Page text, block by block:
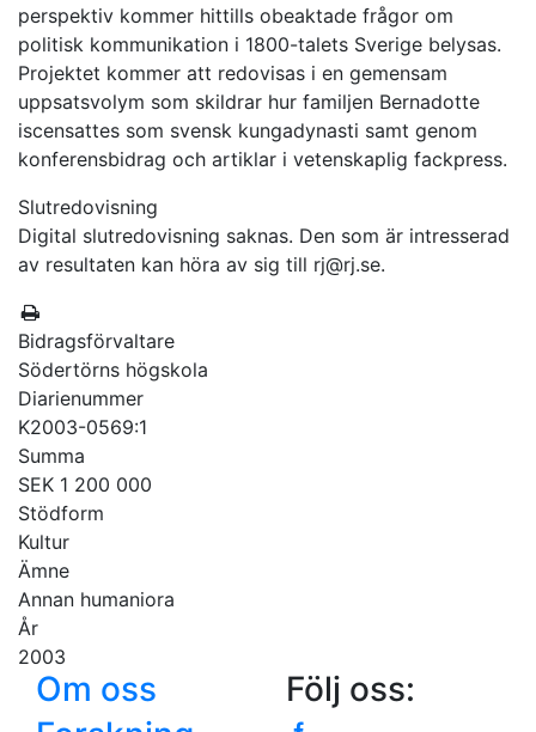
perspektiv kommer hittills obeaktade frågor om
politisk kommunikation i 1800-talets Sverige belysas.
Projektet kommer att redovisas i en gemensam
uppsatsvolym som skildrar hur familjen Bernadotte
iscensattes som svensk kungadynasti samt genom
konferensbidrag och artiklar i vetenskaplig fackpress.
Slutredovisning
Digital slutredovisning saknas. Den som är intresserad
av resultaten kan höra av sig till rj@rj.se.
Bidragsförvaltare
Södertörns högskola
Diarienummer
K2003-0569:1
Summa
SEK 1 200 000
Stödform
Kultur
Ämne
Annan humaniora
År
2003
Om oss
Följ oss: